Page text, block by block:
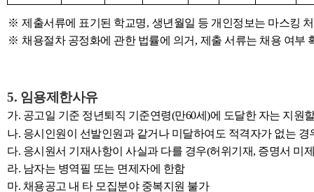
※ 제출서류에 표기된 학교명, 생년월일 등 개인정보는 마스킹
※ 채용절차 공정화에 관한 법률에 의거 , 제출 서류는 채용 여부
5. 임용제한사유
가. 공고일 기준 정년퇴직 기준연령(만60세)에 도달한 자는 지원
나. 응시인원이 선발인원과 같거나 미달하여도 적격자가 없는 경
다. 응시원서 기재사항이 사실과 다를 경우(허위기재, 증명서 미
라. 남자는 병역필 또는 면제자에 한함
마. 채용공고 내 타 모집분야 중복지원 불가